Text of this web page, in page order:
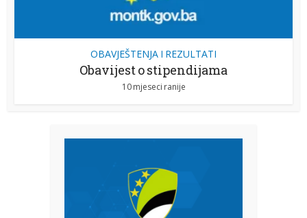
OBAVJEŠTENJA I REZULTATI
Obavijest o stipendijama
10 mjeseci ranije